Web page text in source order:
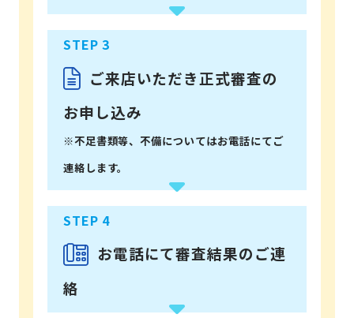
ご来店いただき正式審査の
お申し込み
※不足書類等、不備についてはお電話にてご
連絡します。
お電話にて審査結果のご連
絡